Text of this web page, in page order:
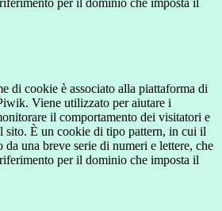
per il dominio che imposta il
di cookie è associato alla piattaforma di
Viene utilizzato per aiutare i
il comportamento dei visitatori e
sito. È un cookie di tipo pattern, in cui il
da una breve serie di numeri e lettere, che
per il dominio che imposta il